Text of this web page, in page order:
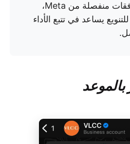
الطفيفة تتطلب موافقات منفصلة من Meta،
يساعد في تتبع الأداء